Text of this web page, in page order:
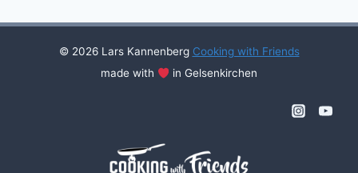
© 2026 Lars Kannenberg Cooking with Friends
made with
in Gelsenkirchen